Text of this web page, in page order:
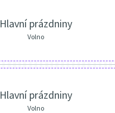
Hlavní prázdniny
Volno
Hlavní prázdniny
Volno